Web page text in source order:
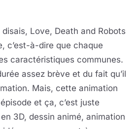
Love, Death and Robots
c’est-à-dire que chaque
caractéristiques communes.
assez brève et du fait qu’il
Mais, cette animation
et ça, c’est juste
3D, dessin animé, animation